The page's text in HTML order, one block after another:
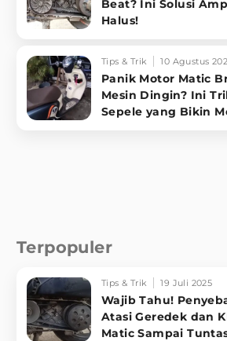
Beat? Ini Solusi
Halus!
Tips & Trik 10 Agustus
Panik Motor Matic
Mesin Dingin? Ini
Sepele yang Bikin
Terpopuler
Tips & Trik 19 Juli 2025
Wajib Tahu!
Atasi Geredek dan
Matic Sampai